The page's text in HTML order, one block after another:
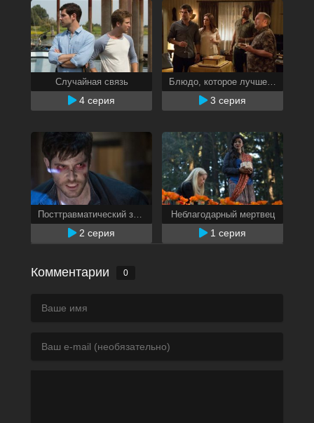
Случайная связь
4 серия 3 серия
2 серия
Неблагодарный мертвец
1 серия
Комментарии 0